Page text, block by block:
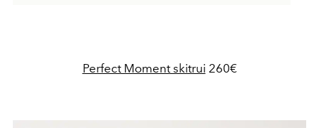
Perfect Moment skitrui 260€